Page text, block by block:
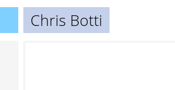
Chris Botti